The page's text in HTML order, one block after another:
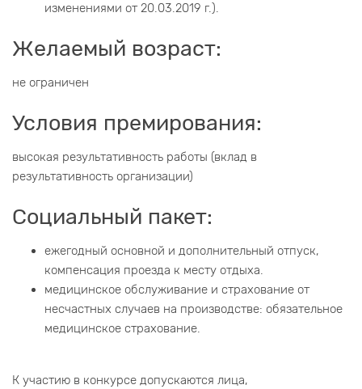
изменениями от 20.03.2019 г.).
Желаемый возраст:
не ограничен
Условия премирования:
высокая результативность работы (вклад в
результативность организации)
Социальный пакет:
ежегодный основной и дополнительный отпуск,
компенсация проезда к месту отдыха.
медицинское обслуживание и страхование от
несчастных случаев на производстве: обязательное
медицинское страхование.
К участию в конкурсе допускаются лица,